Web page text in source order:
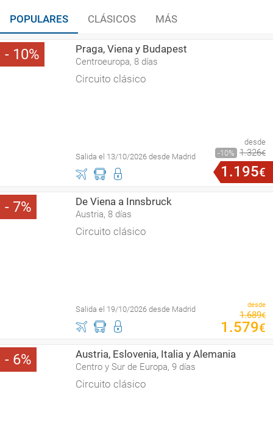
POPULARES CLÁSICOS MÁS
10 Praga, Viena y Budapest
Centroeuropa, 8 días
Circuito clásico
Salida el 13/10/2026 desde Madrid
desde
10
1.326€
1 .195€
7 De Viena a Innsbruck
Austria, 8 días
Circuito clásico
Salida el 19/10/2026 desde Madrid desde
1.689€
1 .579€
6 Austria, Eslovenia, Italia y Alemania
Centro y Sur de Europa, 9 días
Circuito clásico